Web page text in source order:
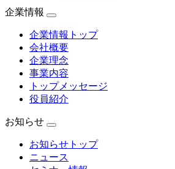
企業情報
企業情報トップ
会社概要
企業理念
事業内容
トップメッセージ
役員紹介
お知らせ
お知らせトップ
ニュース